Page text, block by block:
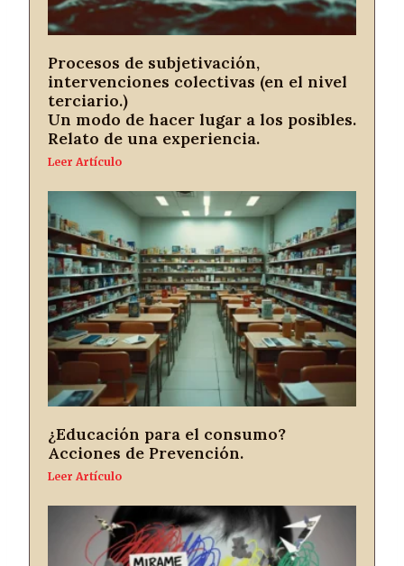
Procesos de subjetivación,
intervenciones colectivas (en el nivel
terciario.)
Un modo de hacer lugar a los posibles.
Relato de una experiencia.
Leer Artículo
¿Educación para el consumo?
Acciones de Prevención.
Leer Artículo